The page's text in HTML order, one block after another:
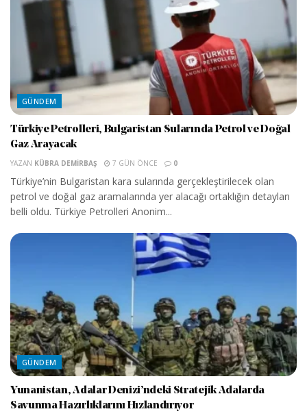
GÜNDEM
Türkiye Petrolleri, Bulgaristan Sularında Petrol ve Doğal
Gaz Arayacak
YAZAN KÜBRA DEMIRBAŞ 7 GÜN ÖNCE 0
Türkiye’nin Bulgaristan kara sularında gerçekleştirilecek olan
petrol ve doğal gaz aramalarında yer alacağı ortaklığın detayları
belli oldu. Türkiye Petrolleri Anonim...
GÜNDEM
Yunanistan, Adalar Denizi’ndeki Stratejik Adalarda
Savunma Hazırlıklarını Hızlandırıyor